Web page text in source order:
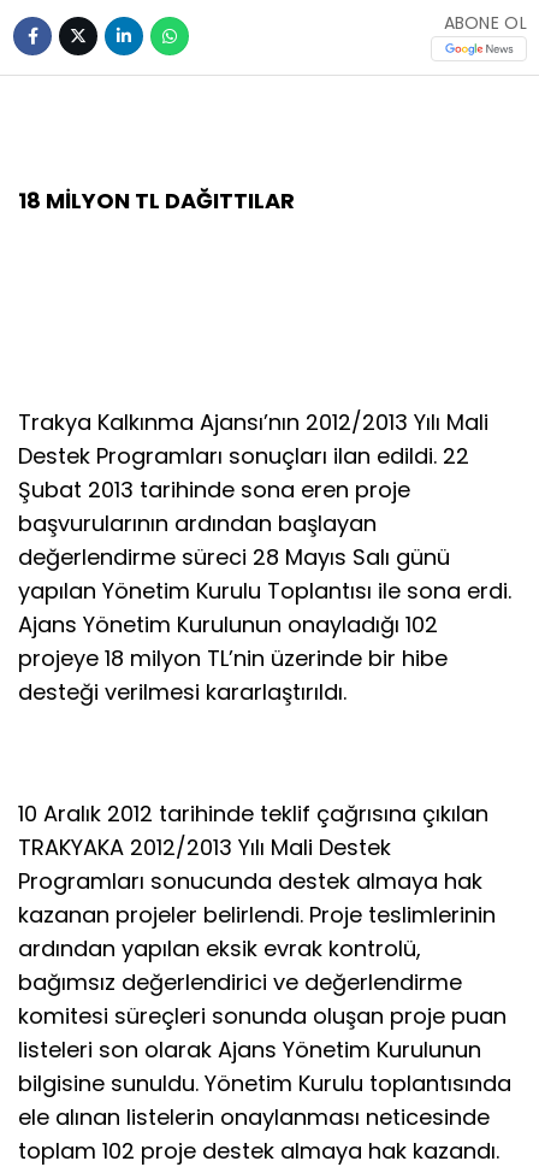
ABONE OL
18 MİLYON TL DAĞITTILAR
Trakya Kalkınma Ajansı’nın 2012/2013 Yılı Mali
Destek Programları sonuçları ilan edildi. 22
Şubat 2013 tarihinde sona eren proje
başvurularının ardından başlayan
değerlendirme süreci 28 Mayıs Salı günü
yapılan Yönetim Kurulu Toplantısı ile sona erdi.
Ajans Yönetim Kurulunun onayladığı 102
projeye 18 milyon TL’nin üzerinde bir hibe
desteği verilmesi kararlaştırıldı.
10 Aralık 2012 tarihinde teklif çağrısına çıkılan
TRAKYAKA 2012/2013 Yılı Mali Destek
Programları sonucunda destek almaya hak
kazanan projeler belirlendi. Proje teslimlerinin
ardından yapılan eksik evrak kontrolü,
bağımsız değerlendirici ve değerlendirme
komitesi süreçleri sonunda oluşan proje puan
listeleri son olarak Ajans Yönetim Kurulunun
bilgisine sunuldu. Yönetim Kurulu toplantısında
ele alınan listelerin onaylanması neticesinde
toplam 102 proje destek almaya hak kazandı.